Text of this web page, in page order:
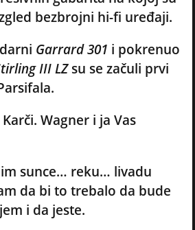
bezbrojni hi-fi uređaji.
Garrard 301 i pokrenuo
III LZsu se začuli prvi
Wagner i ja Vas
sunce… reku… livadu
da bi to trebalo da bude
i da jeste.